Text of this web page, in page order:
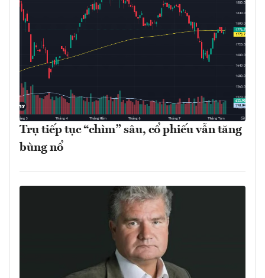
Trụ tiếp tục “chìm” sâu, cổ phiếu vẫn tăng
bùng nổ